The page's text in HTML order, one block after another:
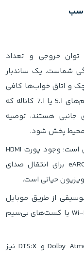
توان خروجی و تعداد
شماست. یک ساندبار
کوچک و اتاق‌ خواب‌ها کافی
است، اما برای سالن‌های بزرگ، سیستم‌های 5.1 یا 7.1 کاناله که
جانبی هستند، توصیه
محیط پخش شود.
نکته دوم توجه به درگاه‌های ارتباطی است؛ وجود پورت HDMI
ARC یا ورژن پیشرفته‌تر آن یعنی eARC برای انتقال صدای
حیاتی است.
از طریق موبایل
هستید، ورژن بلوتوث و پشتیبانی از Wi-Fi یا کست‌های بی‌سیم
تکنولوژی‌های پردازش صدا مانند Dolby Atmos و DTS:X نیز